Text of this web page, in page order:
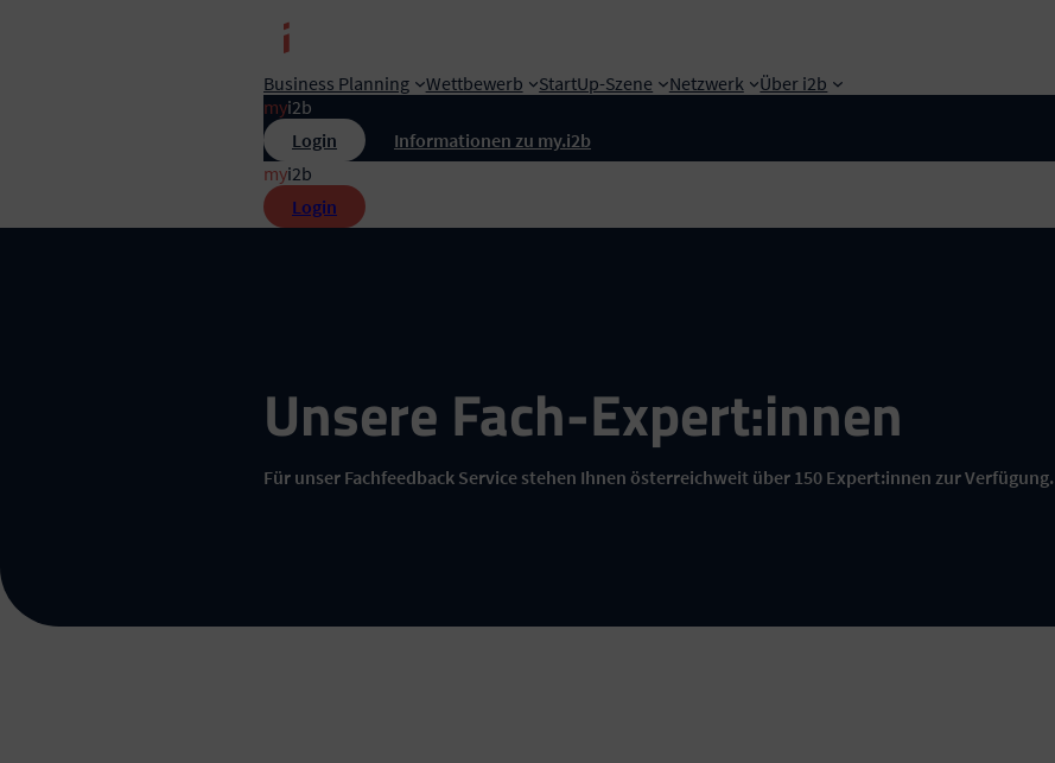
Business Planning
Wettbewerb StartUp-Szene Netzwerk
Über i2b
myi2b
Login
Informationen zu my.i2b
myi2b
Login
Unsere Fach-Expert:innen
Für unser Fachfeedback Service stehen Ihnen österreichweit über 150 Expert:innen zur Verfügung.